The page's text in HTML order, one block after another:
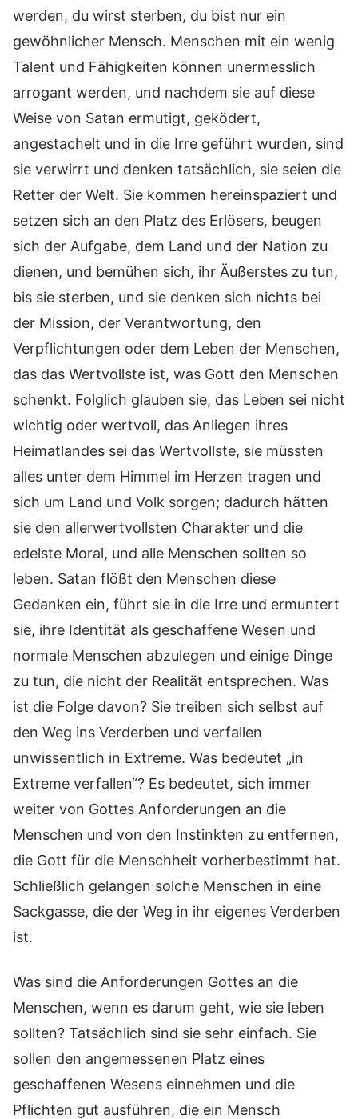
werden, du wirst sterben, du bist nur ein
gewöhnlicher Mensch. Menschen mit ein wenig
Talent und Fähigkeiten können unermesslich
arrogant werden, und nachdem sie auf diese
Weise von Satan ermutigt, geködert,
angestachelt und in die Irre geführt wurden, sind
sie verwirrt und denken tatsächlich, sie seien die
Retter der Welt. Sie kommen hereinspaziert und
setzen sich an den Platz des Erlösers, beugen
sich der Aufgabe, dem Land und der Nation zu
dienen, und bemühen sich, ihr Äußerstes zu tun,
bis sie sterben, und sie denken sich nichts bei
der Mission, der Verantwortung, den
Verpflichtungen oder dem Leben der Menschen,
das das Wertvollste ist, was Gott den Menschen
schenkt. Folglich glauben sie, das Leben sei nicht
wichtig oder wertvoll, das Anliegen ihres
Heimatlandes sei das Wertvollste, sie müssten
alles unter dem Himmel im Herzen tragen und
sich um Land und Volk sorgen; dadurch hätten
sie den allerwertvollsten Charakter und die
edelste Moral, und alle Menschen sollten so
leben. Satan flößt den Menschen diese
Gedanken ein, führt sie in die Irre und ermuntert
sie, ihre Identität als geschaffene Wesen und
normale Menschen abzulegen und einige Dinge
zu tun, die nicht der Realität entsprechen. Was
ist die Folge davon? Sie treiben sich selbst auf
den Weg ins Verderben und verfallen
unwissentlich in Extreme. Was bedeutet „in
Extreme verfallen“? Es bedeutet, sich immer
weiter von Gottes Anforderungen an die
Menschen und von den Instinkten zu entfernen,
die Gott für die Menschheit vorherbestimmt hat.
Schließlich gelangen solche Menschen in eine
Sackgasse, die der Weg in ihr eigenes Verderben
ist.
Was sind die Anforderungen Gottes an die
Menschen, wenn es darum geht, wie sie leben
sollten? Tatsächlich sind sie sehr einfach. Sie
sollen den angemessenen Platz eines
geschaffenen Wesens einnehmen und die
Pflichten gut ausführen, die ein Mensch